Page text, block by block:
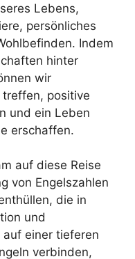
Lebens,
persönliches
Indem
hinter
wir
positive
und ein Leben
erschaffen.
auf diese Reise
von Engelszahlen
die in
und
einer tieferen
verbinden,